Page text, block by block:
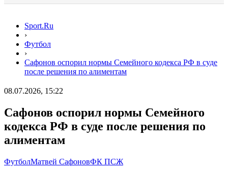
Sport.Ru
›
Футбол
›
Сафонов оспорил нормы Семейного кодекса РФ в суде
после решения по алиментам
08.07.2026, 15:22
Сафонов оспорил нормы Семейного
кодекса РФ в суде после решения по
алиментам
ФутболМатвей СафоновФК ПСЖ